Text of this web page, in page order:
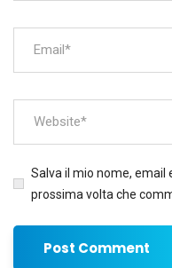
Salva il mio nome, email
prossima volta che